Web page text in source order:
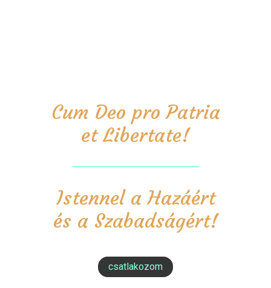
Cum Deo pro Patria
et Libertate!
Istennel a Hazáért
és a Szabadságért!
csatlakozom